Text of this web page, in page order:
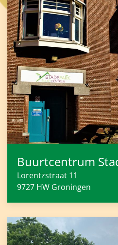
Buurtcentrum
Lorentzstraat 11
9727 HW Groningen